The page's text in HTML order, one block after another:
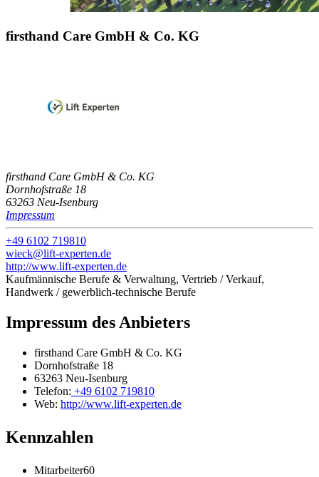
firsthand Care GmbH & Co. KG
firsthand Care GmbH & Co. KG
Dornhofstraße 18
63263 Neu-Isenburg
Impressum
+49 6102 719810
wieck@lift-experten.de
http://www.lift-experten.de
Kaufmännische Berufe & Verwaltung, Vertrieb / Verkauf,
Handwerk / gewerblich-technische Berufe
Impressum des Anbieters
firsthand Care GmbH & Co. KG
Dornhofstraße 18
63263 Neu-Isenburg
Telefon: +49 6102 719810
Web: http://www.lift-experten.de
Kennzahlen
Mitarbeiter60